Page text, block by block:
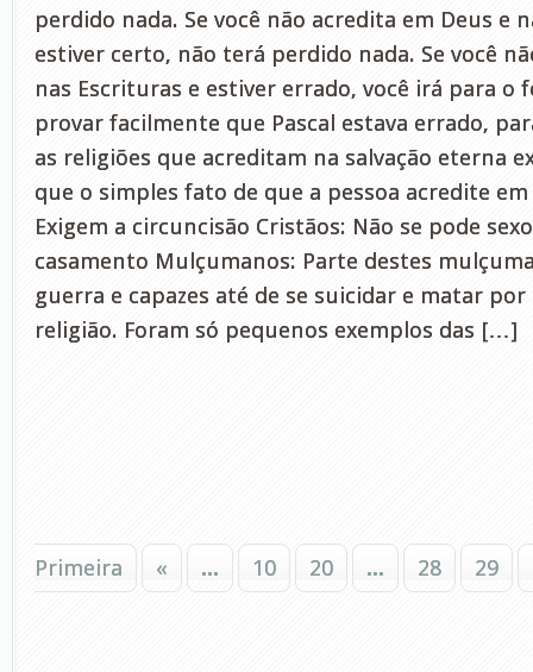
perdido nada. Se você não acredita em Deus e
estiver certo, não terá perdido nada. Se você
nas Escrituras e estiver errado, você irá para o
provar facilmente que Pascal estava errado,
as religiões que acreditam na salvação eterna
que o simples fato de que a pessoa acredite em
Exigem a circuncisão Cristãos: Não se pode
casamento Mulçumanos: Parte destes
guerra e capazes até de se suicidar e matar por
religião. Foram só pequenos exemplos das […]
Primeira « ... 10 20 ... 28 29